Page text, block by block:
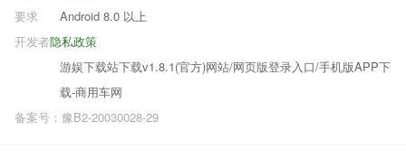
要求
Android 8.0 以上
隐私政策
开发者
游娱下载站下载v1.8.1(官方)网站/网页版登录入口/手机版APP下
载-商用车网
备案号：豫B2-20030028-29